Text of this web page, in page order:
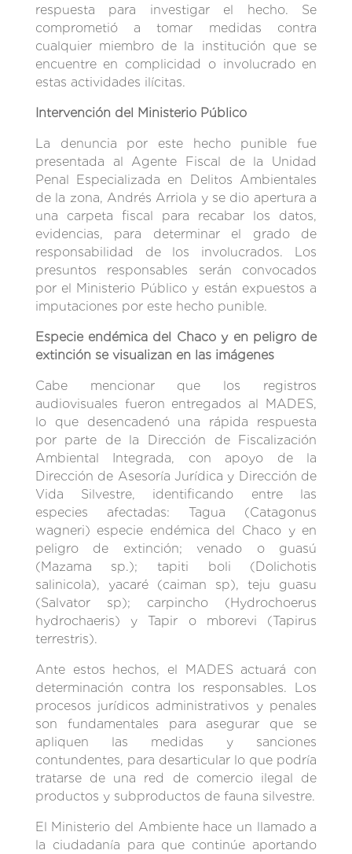
respuesta para investigar el hecho. Se
comprometió a tomar medidas contra
cualquier miembro de la institución que se
encuentre en complicidad o involucrado en
estas actividades ilícitas.
Intervención del Ministerio Público
La denuncia por este hecho punible fue
presentada al Agente Fiscal de la Unidad
Penal Especializada en Delitos Ambientales
de la zona, Andrés Arriola y se dio apertura a
una carpeta fiscal para recabar los datos,
evidencias, para determinar el grado de
responsabilidad de los involucrados. Los
presuntos responsables serán convocados
por el Ministerio Público y están expuestos a
imputaciones por este hecho punible.
Especie endémica del Chaco y en peligro de
extinción se visualizan en las imágenes
Cabe mencionar que los registros
audiovisuales fueron entregados al MADES,
lo que desencadenó una rápida respuesta
por parte de la Dirección de Fiscalización
Ambiental Integrada, con apoyo de la
Dirección de Asesoría Jurídica y Dirección de
Vida Silvestre, identificando entre las
especies afectadas: Tagua (Catagonus
wagneri) especie endémica del Chaco y en
peligro de extinción; venado o guasú
(Mazama sp.); tapiti boli (Dolichotis
salinicola), yacaré (caiman sp), teju guasu
(Salvator sp); carpincho (Hydrochoerus
hydrochaeris) y Tapir o mborevi (Tapirus
terrestris).
Ante estos hechos, el MADES actuará con
determinación contra los responsables. Los
procesos jurídicos administrativos y penales
son fundamentales para asegurar que se
apliquen las medidas y sanciones
contundentes, para desarticular lo que podría
tratarse de una red de comercio ilegal de
productos y subproductos de fauna silvestre.
El Ministerio del Ambiente hace un llamado a
la ciudadanía para que continúe aportando